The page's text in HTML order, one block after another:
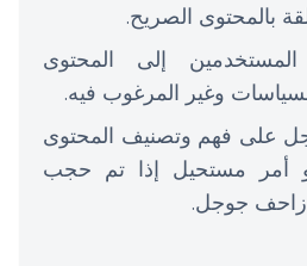
بالمحتوى الصريح.
إلى المحتوى
وغير المرغوب فيه.
على فهم وتصنيف المحتوى
أمر مستحيل إذا تم حجب
زاحف جوجل.